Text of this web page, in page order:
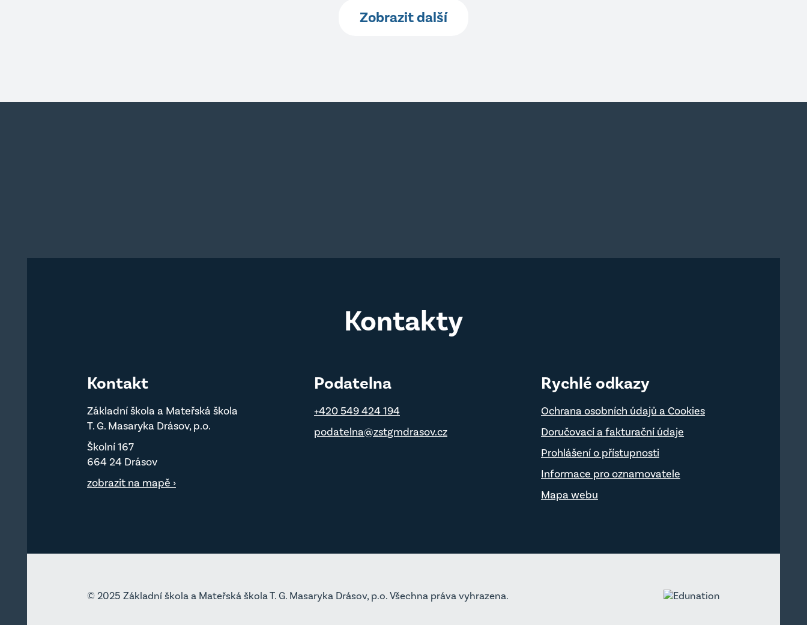
Zobrazit další
Kontakty
Kontakt
Základní škola a Mateřská škola
T. G. Masaryka Drásov, p.o.
Školní 167
664 24 Drásov
zobrazit na mapě ›
Podatelna
+420 549 424 194
podatelna@zstgmdrasov.cz
Rychlé odkazy
Ochrana osobních údajů a Cookies
Doručovací a fakturační údaje
Prohlášení o přístupnosti
Informace pro oznamovatele
Mapa webu
© 2025 Základní škola a Mateřská škola T. G. Masaryka Drásov, p.o. Všechna práva vyhrazena.